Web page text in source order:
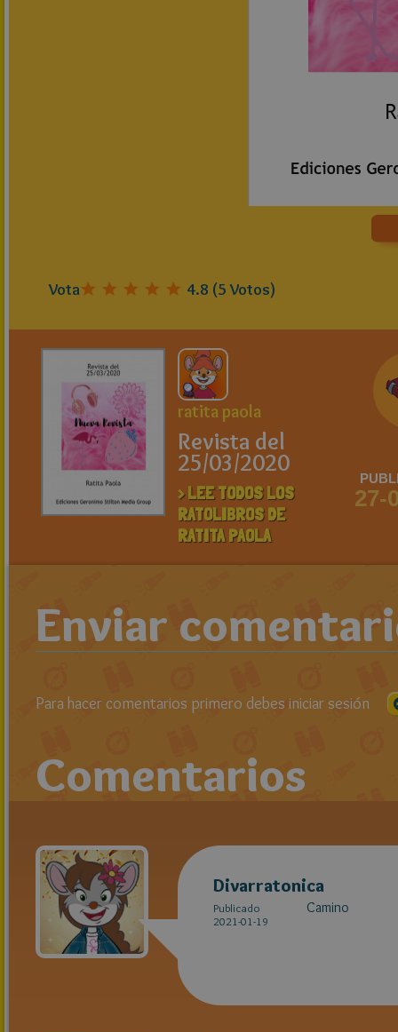
Vota 4.8 (5Votos)
ratita paola
Revista del
25/03/2020
> LEE TODOS LOS
RATOLIBROS DE
RATITA PAOLA
27-
Enviar
Para hacer comentarios primero debes iniciar sesión
Comentarios
Divarratonica
Publicado
2021-01-19
Camino